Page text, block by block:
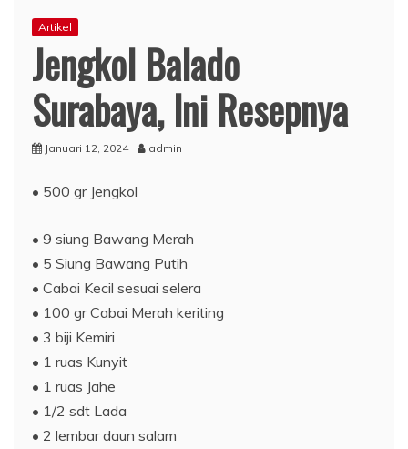
Artikel
Jengkol Balado
Surabaya, Ini Resepnya
Januari 12, 2024 admin
• 500 gr Jengkol
• 9 siung Bawang Merah
• 5 Siung Bawang Putih
• Cabai Kecil sesuai selera
• 100 gr Cabai Merah keriting
• 3 biji Kemiri
• 1 ruas Kunyit
• 1 ruas Jahe
• 1/2 sdt Lada
• 2 lembar daun salam